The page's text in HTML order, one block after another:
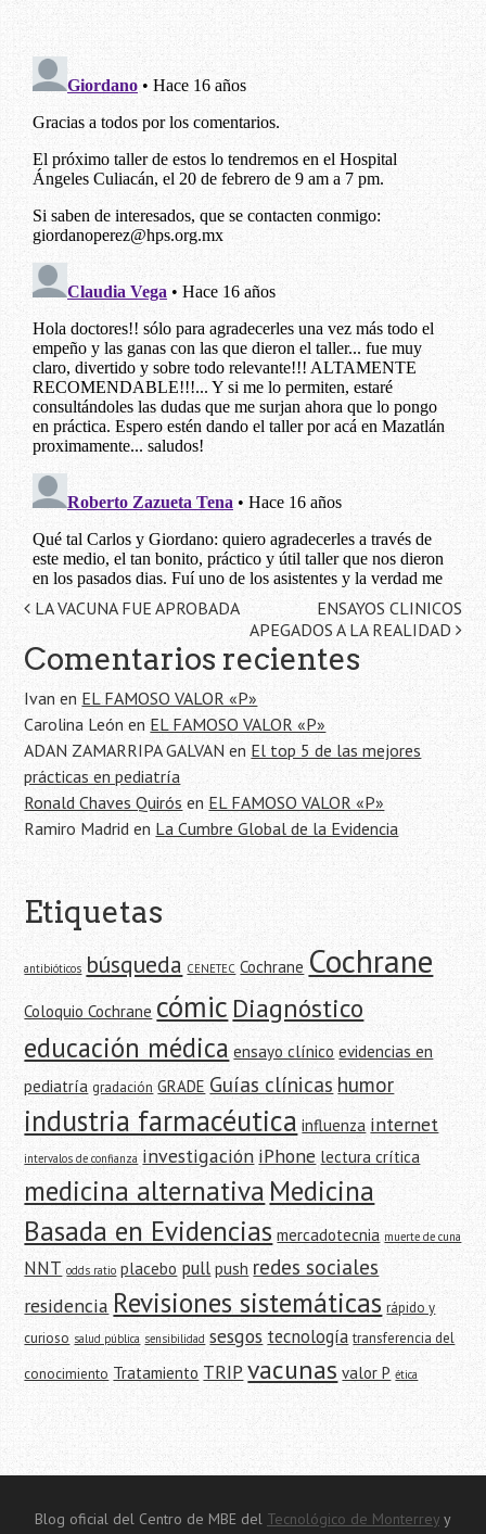
Navegación
de
la
entrada
LA VACUNA FUE APROBADA
ENSAYOS CLINICOS
APEGADOS A LA REALIDAD
Comentarios recientes
Ivan en EL FAMOSO VALOR «P»
Carolina León enEL FAMOSO VALOR «P»
ADAN ZAMARRIPA GALVAN en El top 5 de las mejores
prácticas en pediatría
Ronald Chaves Quirós en EL FAMOSO VALOR «P»
Ramiro Madrid en La Cumbre Global de la Evidencia
Etiquetas
antibióticos búsqueda CENETEC Cochrane Cochrane
Coloquio Cochrane cómic Diagnóstico
educación médica ensayo clínico evidencias en
pediatría gradación GRADE Guías clínicas humor
industria farmacéutica influenza internet
intervalos de confianza investigación iPhone lectura crítica
medicina alternativa Medicina
Basada en Evidencias mercadotecnia muerte de cuna
NNT odds ratio placebo pull push redes sociales
residencia Revisiones sistemáticas rápido y
curioso salud pública sensibilidad sesgos tecnología transferencia del
conocimiento Tratamiento TRIPvacunas valor P ética
Blog oficial del Centro de MBE del Tecnológico de Monterrey y